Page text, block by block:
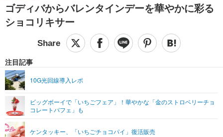
IT・デジタルTOP スマートフォン
ショッピング その他
SPEED TEST
エンタメTOP 映画・ドラマ
グラビア
ショッピング
ライフTOP
その他
リリース一覧
プッシュ通知の停止方法
ゴディバからバレンタインデーを華やかに彩る
ショコリキサー
注目記事
10G光回線導入レポ
ビッグボーイで「いちごフェア」！華やかな「金のストロベリーチョ
コレートパフェ」も
ケンタッキー、「いちごチョコパイ」復活販売